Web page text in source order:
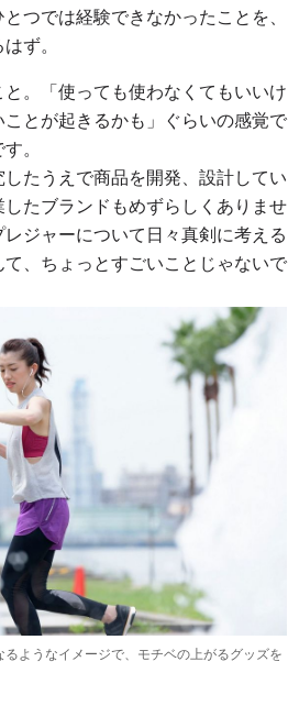
つでは経験できなかったことを、
ず。
。「使っても使わなくてもいいけ
とが起きるかも」ぐらいの感覚で
。
たうえで商品を開発、設計してい
たブランドもめずらしくありませ
ジャーについて日々真剣に考える
、ちょっとすごいことじゃないで
ようなイメージで、モチベの上がるグッズを